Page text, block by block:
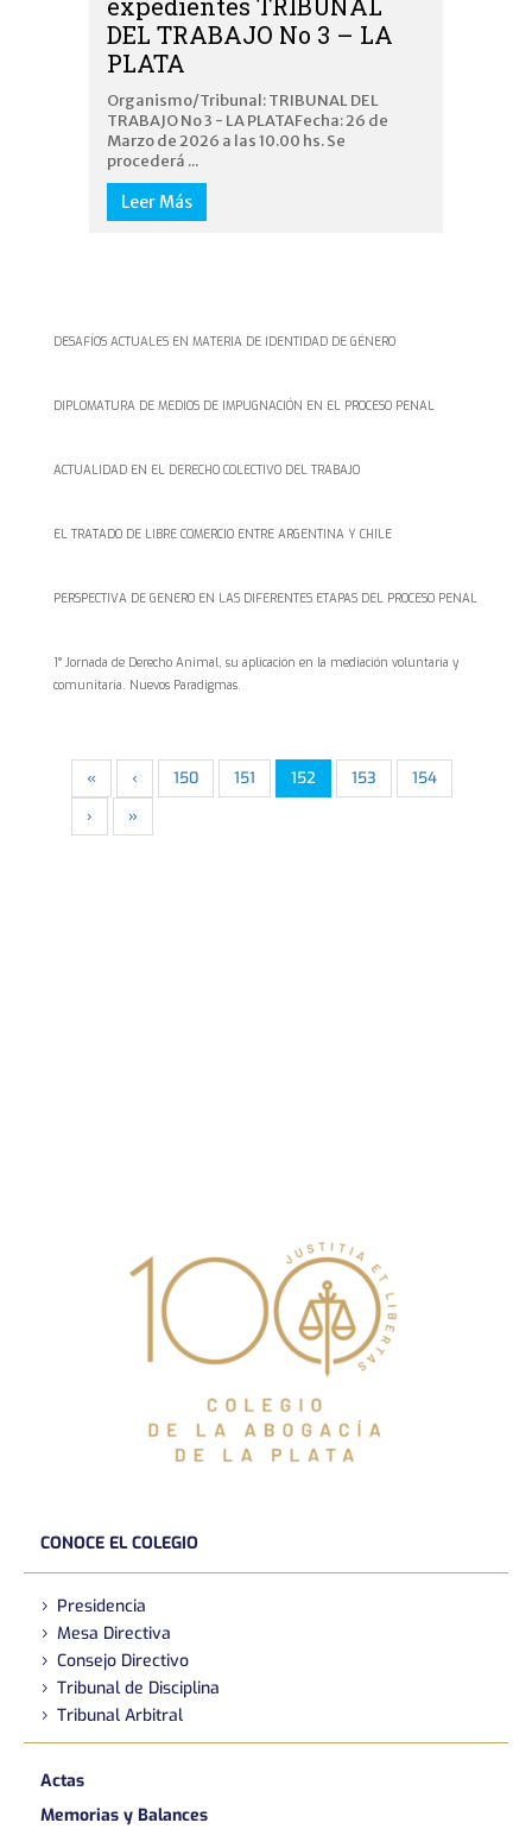
DEL TRABAJO No 3 – LA
PLATA
Organismo/Tribunal: TRIBUNAL DEL
TRABAJO No 3 - LA PLATAFecha: 26 de
Marzo de 2026 a las 10.00 hs. Se
procederá ...
Leer Más
DESAFÍOS ACTUALES EN MATERIA DE IDENTIDAD DE GÉNERO
DIPLOMATURA DE MEDIOS DE IMPUGNACIÓN EN EL PROCESO PENAL
ACTUALIDAD EN EL DERECHO COLECTIVO DEL TRABAJO
EL TRATADO DE LIBRE COMERCIO ENTRE ARGENTINA Y CHILE
PERSPECTIVA DE GENERO EN LAS DIFERENTES ETAPAS DEL PROCESO PENAL
1° Jornada de Derecho Animal, su aplicación en la mediación voluntaria y
comunitaria. Nuevos Paradigmas.
« ‹ 150 151 152 153
154
›
»
CONOCE EL COLEGIO
Presidencia
Mesa Directiva
Consejo Directivo
Tribunal de Disciplina
Tribunal Arbitral
Actas
Memorias y Balances